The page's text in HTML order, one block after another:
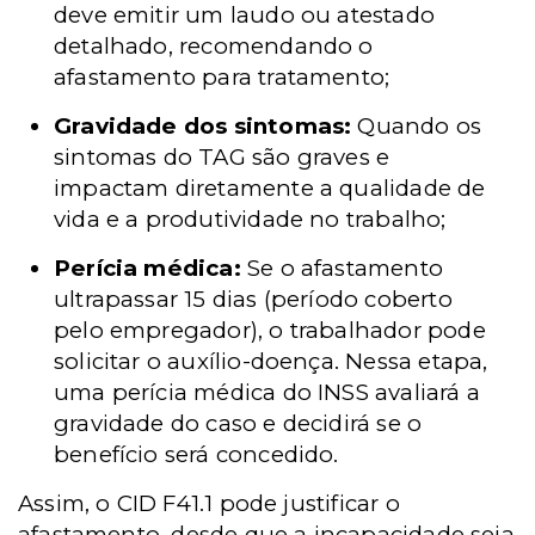
deve emitir um laudo ou atestado
detalhado, recomendando o
afastamento para tratamento;
Gravidade dos sintomas: Quando os
sintomas do TAG são graves e
impactam diretamente a qualidade de
vida e a produtividade no trabalho;
Perícia médica: Se o afastamento
ultrapassar 15 dias (período coberto
pelo empregador), o trabalhador pode
solicitar o auxílio-doença. Nessa etapa,
uma perícia médica do INSS avaliará a
gravidade do caso e decidirá se o
benefício será concedido.
Assim, o CID F41.1 pode justificar o